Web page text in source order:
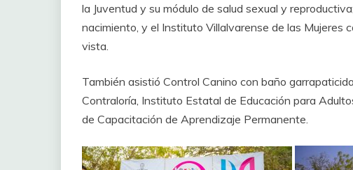
la Juventud y su módulo de salud sexual y
nacimiento, y el Instituto Villalvarense de las Mujeres
vista.
‎También asistió Control Canino con baño
Contraloría, Instituto Estatal de Educación para
de Capacitación de Aprendizaje Permanente.